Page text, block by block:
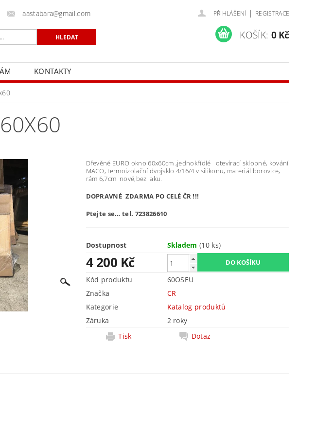
aastabara@gmail.com PŘIHLÁŠENÍ | REGISTRACE
KOŠÍK: 0 Kč
KONTAKTY
Dřevěné EURO okno 60x60cm ,jednokřídlé otevírací sklopné, kování
MACO, termoizolační dvojsklo 4/16/4 v silikonu, materiál borovice,
rám 6,7cm nové,bez laku.
DOPRAVNÉ ZDARMA PO CELÉ ČR !!!
Ptejte se… tel. 723826610
Dostupnost Skladem(10 ks)
4 200 Kč
Kód produktu
60OSEU
Značka
CR
Kategorie
Katalog produktů
Záruka
2 roky
Tisk
Dotaz